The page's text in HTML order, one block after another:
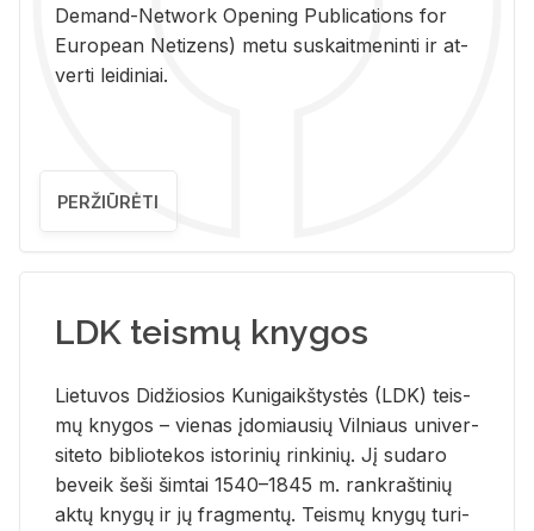
De­mand-Ne­twork Ope­ning Pub­li­ca­tions for
Eu­ro­pe­an Ne­ti­zens) metu su­skait­me­nin­ti ir at­
ver­ti lei­di­niai.
PERŽIŪRĖTI
LDK teismų knygos
Lie­tu­vos Di­džio­sios Ku­ni­gaikš­tys­tės (LDK) teis­
mų kny­gos – vie­nas įdo­miau­sių Vil­niaus uni­ver­
si­te­to bi­b­lio­te­kos is­to­ri­nių rin­ki­nių. Jį su­da­ro
be­veik šeši šim­tai 1540–1845 m. rank­raš­ti­nių
aktų kny­gų ir jų frag­men­tų. Teis­mų kny­gų tu­ri­